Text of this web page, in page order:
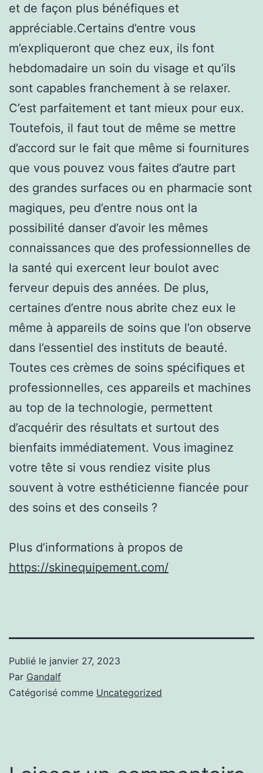
et de façon plus bénéfiques et
appréciable.Certains d’entre vous
m’expliqueront que chez eux, ils font
hebdomadaire un soin du visage et qu’ils
sont capables franchement à se relaxer.
C’est parfaitement et tant mieux pour eux.
Toutefois, il faut tout de même se mettre
d’accord sur le fait que même si fournitures
que vous pouvez vous faites d’autre part
des grandes surfaces ou en pharmacie sont
magiques, peu d’entre nous ont la
possibilité danser d’avoir les mêmes
connaissances que des professionnelles de
la santé qui exercent leur boulot avec
ferveur depuis des années. De plus,
certaines d’entre nous abrite chez eux le
même à appareils de soins que l’on observe
dans l’essentiel des instituts de beauté.
Toutes ces crèmes de soins spécifiques et
professionnelles, ces appareils et machines
au top de la technologie, permettent
d’acquérir des résultats et surtout des
bienfaits immédiatement. Vous imaginez
votre tête si vous rendiez visite plus
souvent à votre esthéticienne fiancée pour
des soins et des conseils ?
Plus d’informations à propos de
https://skinequipement.com/
Publié le janvier 27, 2023
Par Gandalf
Catégorisé comme Uncategorized